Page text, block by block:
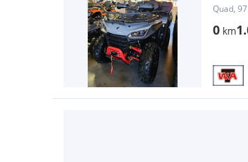
97PS
Quad,
0 km